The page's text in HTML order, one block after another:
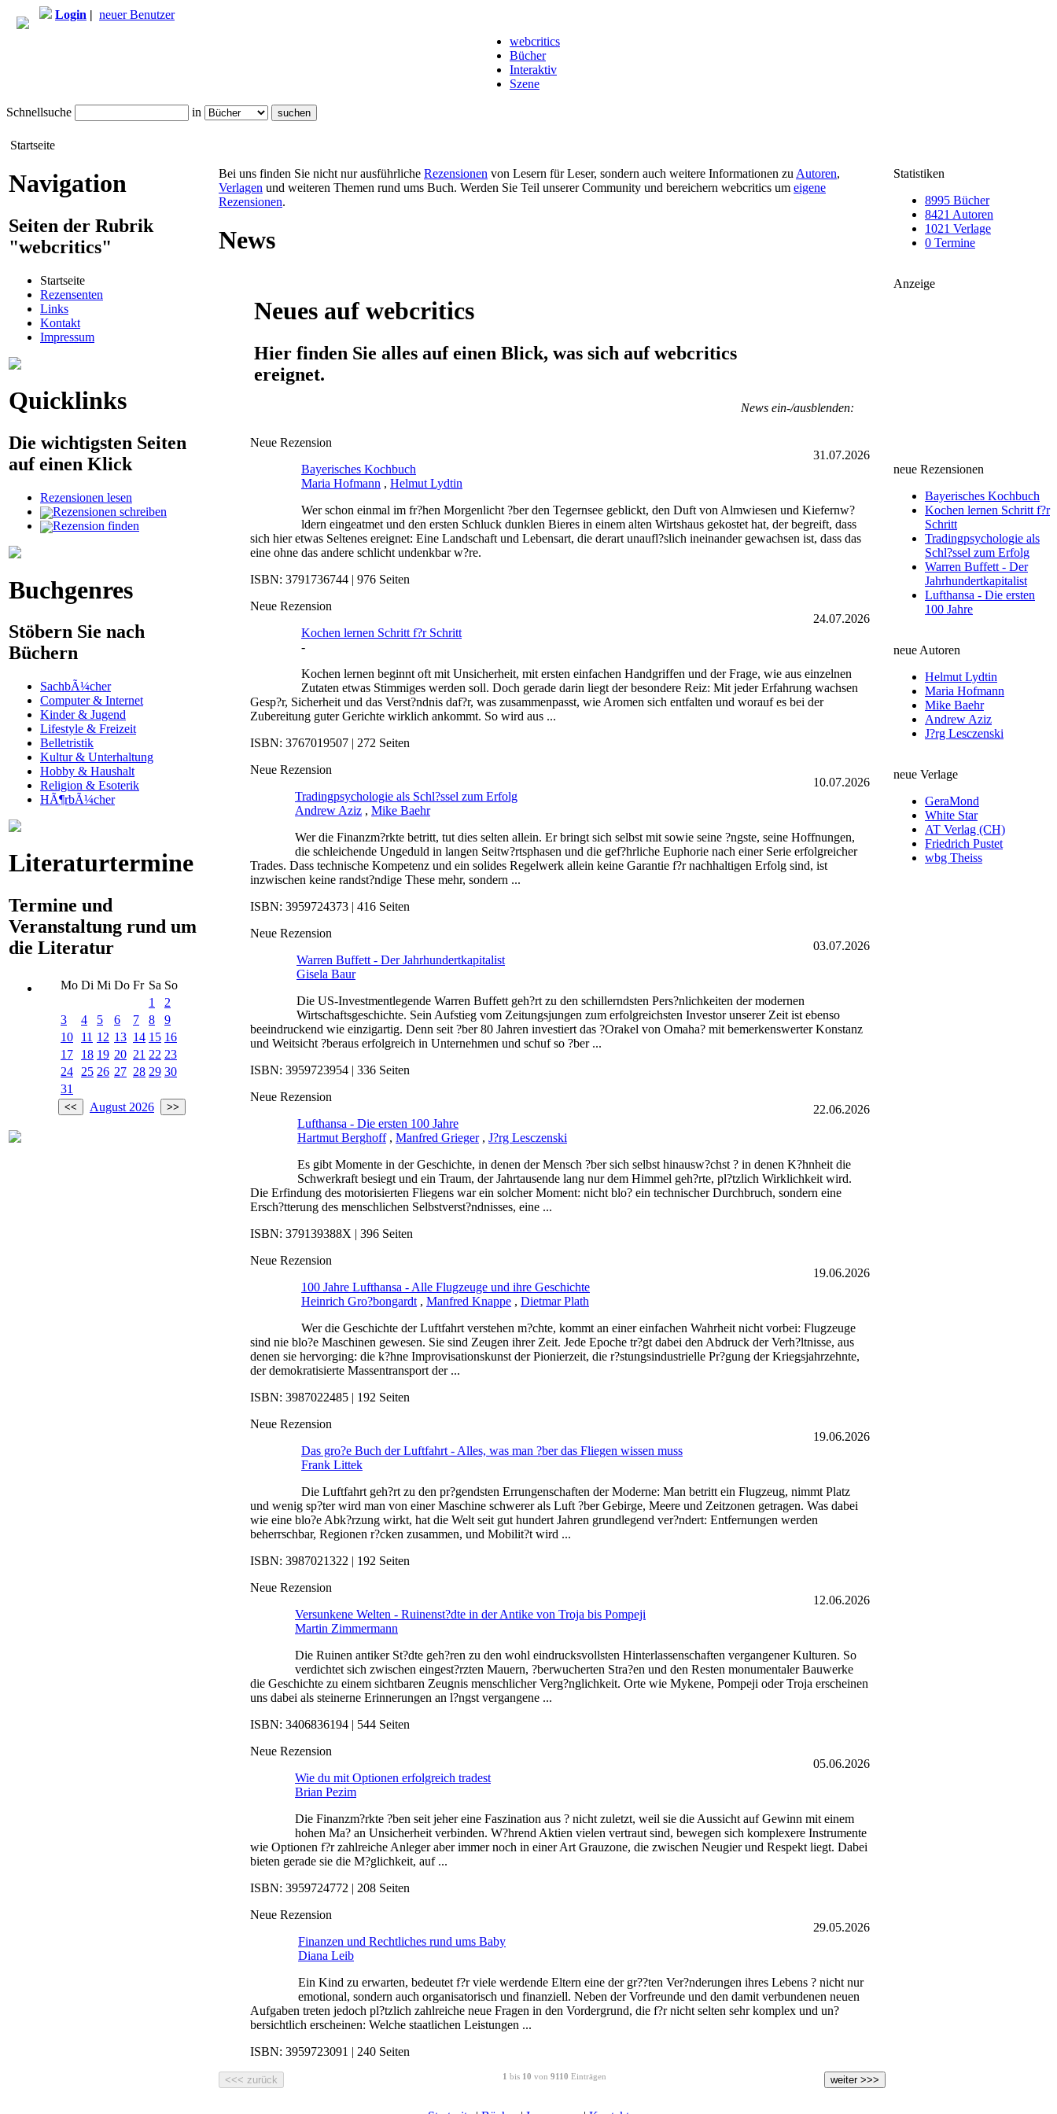
Login | neuer Benutzer
webcritics
Bücher
Interaktiv
Szene
Schnellsuche in
Startseite
Navigation
Seiten der Rubrik
"webcritics"
Startseite
Rezensenten
Links
Kontakt
Impressum
Quicklinks
Die wichtigsten Seiten
auf einen Klick
Rezensionen lesen
Rezensionen schreiben
Rezension finden
Buchgenres
Stöbern Sie nach
Büchern
SachbÃ¼cher
Computer & Internet
Kinder & Jugend
Lifestyle & Freizeit
Belletristik
Kultur & Unterhaltung
Hobby & Haushalt
Religion & Esoterik
HÃ¶rbÃ¼cher
Literaturtermine
Termine und
Veranstaltung rund um
die Literatur
Mo Di Mi Do Fr Sa So
1
2
3
4 5 6 7 8
9
10
11 12 13 14 15 16
17
18 19 20 21 22 23
24
25 26 27 28 29 30
31
August 2026
Statistiken
8995 Bücher
8421 Autoren
1021 Verlage
0 Termine
Anzeige
neue Rezensionen
Bayerisches Kochbuch
Kochen lernen Schritt f?r
Schritt
Tradingpsychologie als
Schl?ssel zum Erfolg
Warren Buffett - Der
Jahrhundertkapitalist
Lufthansa - Die ersten
100 Jahre
neue Autoren
Helmut Lydtin
Maria Hofmann
Mike Baehr
Andrew Aziz
J?rg Lesczenski
neue Verlage
GeraMond
White Star
AT Verlag (CH)
Friedrich Pustet
wbg Theiss
Bei uns finden Sie nicht nur ausführliche Rezensionen von Lesern für Leser, sondern auch weitere Informationen zu Autoren,
Verlagen und weiteren Themen rund ums Buch. Werden Sie Teil unserer Community und bereichern webcritics um eigene
Rezensionen.
News
Neues auf webcritics
Hier finden Sie alles auf einen Blick, was sich auf webcritics
ereignet.
News ein-/ausblenden:
31.07.2026
Neue Rezension
Bayerisches Kochbuch
Maria Hofmann , Helmut Lydtin
Wer schon einmal im fr?hen Morgenlicht ?ber den Tegernsee geblickt, den Duft von Almwiesen und Kiefernw?
ldern eingeatmet und den ersten Schluck dunklen Bieres in einem alten Wirtshaus gekostet hat, der begreift, dass
sich hier etwas Seltenes ereignet: Eine Landschaft und Lebensart, die derart unaufl?slich ineinander gewachsen ist, dass das
eine ohne das andere schlicht undenkbar w?re.
ISBN: 3791736744 | 976 Seiten
24.07.2026
Neue Rezension
Kochen lernen Schritt f?r Schritt
-
Kochen lernen beginnt oft mit Unsicherheit, mit ersten einfachen Handgriffen und der Frage, wie aus einzelnen
Zutaten etwas Stimmiges werden soll. Doch gerade darin liegt der besondere Reiz: Mit jeder Erfahrung wachsen
Gesp?r, Sicherheit und das Verst?ndnis daf?r, was zusammenpasst, wie Aromen sich entfalten und worauf es bei der
Zubereitung guter Gerichte wirklich ankommt. So wird aus ...
ISBN: 3767019507 | 272 Seiten
10.07.2026
Neue Rezension
Tradingpsychologie als Schl?ssel zum Erfolg
Andrew Aziz , Mike Baehr
Wer die Finanzm?rkte betritt, tut dies selten allein. Er bringt sich selbst mit sowie seine ?ngste, seine Hoffnungen,
die schleichende Ungeduld in langen Seitw?rtsphasen und die gef?hrliche Euphorie nach einer Serie erfolgreicher
Trades. Dass technische Kompetenz und ein solides Regelwerk allein keine Garantie f?r nachhaltigen Erfolg sind, ist
inzwischen keine randst?ndige These mehr, sondern ...
ISBN: 3959724373 | 416 Seiten
03.07.2026
Neue Rezension
Warren Buffett - Der Jahrhundertkapitalist
Gisela Baur
Die US-Investmentlegende Warren Buffett geh?rt zu den schillerndsten Pers?nlichkeiten der modernen
Wirtschaftsgeschichte. Sein Aufstieg vom Zeitungsjungen zum erfolgreichsten Investor unserer Zeit ist ebenso
beeindruckend wie einzigartig. Denn seit ?ber 80 Jahren investiert das ?Orakel von Omaha? mit bemerkenswerter Konstanz
und Weitsicht ?beraus erfolgreich in Unternehmen und schuf so ?ber ...
ISBN: 3959723954 | 336 Seiten
22.06.2026
Neue Rezension
Lufthansa - Die ersten 100 Jahre
Hartmut Berghoff, Manfred Grieger, J?rg Lesczenski
Es gibt Momente in der Geschichte, in denen der Mensch ?ber sich selbst hinausw?chst ? in denen K?hnheit die
Schwerkraft besiegt und ein Traum, der Jahrtausende lang nur dem Himmel geh?rte, pl?tzlich Wirklichkeit wird.
Die Erfindung des motorisierten Fliegens war ein solcher Moment: nicht blo? ein technischer Durchbruch, sondern eine
Ersch?tterung des menschlichen Selbstverst?ndnisses, eine ...
ISBN: 379139388X | 396 Seiten
19.06.2026
Neue Rezension
100 Jahre Lufthansa - Alle Flugzeuge und ihre Geschichte
Heinrich Gro?bongardt , Manfred Knappe , Dietmar Plath
Wer die Geschichte der Luftfahrt verstehen m?chte, kommt an einer einfachen Wahrheit nicht vorbei: Flugzeuge
sind nie blo?e Maschinen gewesen. Sie sind Zeugen ihrer Zeit. Jede Epoche tr?gt dabei den Abdruck der Verh?ltnisse, aus
denen sie hervorging: die k?hne Improvisationskunst der Pionierzeit, die r?stungsindustrielle Pr?gung der Kriegsjahrzehnte,
der demokratisierte Massentransport der ...
ISBN: 3987022485 | 192 Seiten
19.06.2026
Neue Rezension
Das gro?e Buch der Luftfahrt - Alles, was man ?ber das Fliegen wissen muss
Frank Littek
Die Luftfahrt geh?rt zu den pr?gendsten Errungenschaften der Moderne: Man betritt ein Flugzeug, nimmt Platz
und wenig sp?ter wird man von einer Maschine schwerer als Luft ?ber Gebirge, Meere und Zeitzonen getragen. Was dabei
wie eine blo?e Abk?rzung wirkt, hat die Welt seit gut hundert Jahren grundlegend ver?ndert: Entfernungen werden
beherrschbar, Regionen r?cken zusammen, und Mobilit?t wird ...
ISBN: 3987021322 | 192 Seiten
12.06.2026
Neue Rezension
Versunkene Welten - Ruinenst?dte in der Antike von Troja bis Pompeji
Martin Zimmermann
Die Ruinen antiker St?dte geh?ren zu den wohl eindrucksvollsten Hinterlassenschaften vergangener Kulturen. So
verdichtet sich zwischen eingest?rzten Mauern, ?berwucherten Stra?en und den Resten monumentaler Bauwerke
die Geschichte zu einem sichtbaren Zeugnis menschlicher Verg?nglichkeit. Orte wie Mykene, Pompeji oder Troja erscheinen
uns dabei als steinerne Erinnerungen an l?ngst vergangene ...
ISBN: 3406836194 | 544 Seiten
05.06.2026
Neue Rezension
Wie du mit Optionen erfolgreich tradest
Brian Pezim
Die Finanzm?rkte ?ben seit jeher eine Faszination aus ? nicht zuletzt, weil sie die Aussicht auf Gewinn mit einem
hohen Ma? an Unsicherheit verbinden. W?hrend Aktien vielen vertraut sind, bewegen sich komplexere Instrumente
wie Optionen f?r zahlreiche Anleger aber immer noch in einer Art Grauzone, die zwischen Neugier und Respekt liegt. Dabei
bieten gerade sie die M?glichkeit, auf ...
ISBN: 3959724772 | 208 Seiten
29.05.2026
Neue Rezension
Finanzen und Rechtliches rund ums Baby
Diana Leib
Ein Kind zu erwarten, bedeutet f?r viele werdende Eltern eine der gr??ten Ver?nderungen ihres Lebens ? nicht nur
emotional, sondern auch organisatorisch und finanziell. Neben der Vorfreunde und den damit verbundenen neuen
Aufgaben treten jedoch pl?tzlich zahlreiche neue Fragen in den Vordergrund, die f?r nicht selten sehr komplex und un?
bersichtlich erscheinen: Welche staatlichen Leistungen ...
ISBN: 3959723091 | 240 Seiten
1 bis 10 von 9110 Einträgen